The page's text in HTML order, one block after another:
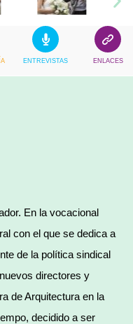
ENTREVISTAS ENLACES
En la vocacional
con el que se dedica a
de la política sindical
directores y
de Arquitectura en la
decidido a ser